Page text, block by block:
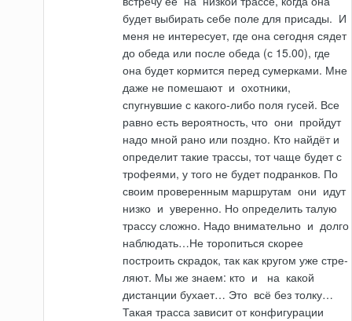
будет выбирать себе поле для присады. И
меня не интересует, где она сегодня сядет
до обеда или после обеда (с 15.00), где
она будет кормится перед сумерками. Мне
даже не помешают и охотники,
спугнувшие с какого-либо поля гусей. Все
равно есть вероятность, что они пройдут
надо мной рано или поздно. Кто найдёти
определит такие трассы, тот чаще будет с
трофеями, у того не будет подранков. По
своим проверенным маршрутам они идут
низко и уверенно. Но определить талую
трассу сложно. Надо внимательно и долго
наблюдать…Не торопиться скорее
построить скрадок, так как кругом уже стре­
ляют. Мы же знаем: кто и на какой
дистанции бухает… Это всё без толку…
Такая трасса зависит от конфигурации